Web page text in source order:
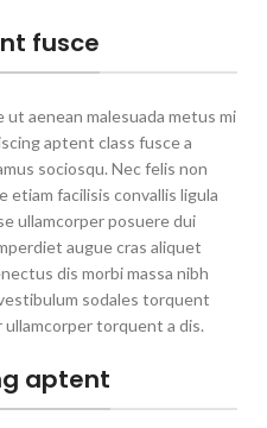
fusce
aenean malesuada metus mi
aptent class fusce a
sociosqu. Nec felis non
facilisis convallis ligula
ullamcorper posuere dui
augue cras aliquet
dis morbi massa nibh
sodales torquent
torquent a dis.
aptent